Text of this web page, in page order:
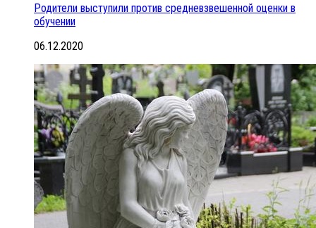
Родители выступили против средневзвешенной оценки в
обучении
06.12.2020